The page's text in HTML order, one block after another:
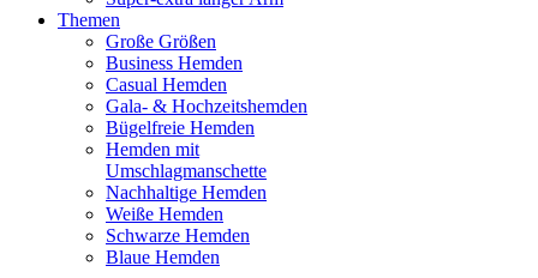
Themen
Große Größen
Business Hemden
Casual Hemden
Gala- & Hochzeitshemden
Bügelfreie Hemden
Hemden mit
Umschlagmanschette
Nachhaltige Hemden
Weiße Hemden
Schwarze Hemden
Blaue Hemden